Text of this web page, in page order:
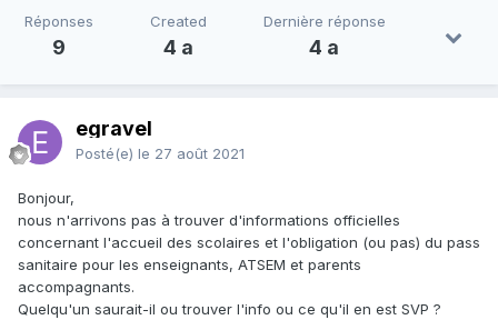
Réponses
9
Created
4 a
Dernière réponse
4 a
egravel
Posté(e) le 27 août 2021
Bonjour,
nous n'arrivons pas à trouver d'informations officielles
concernant l'accueil des scolaires et l'obligation (ou pas) du pass
sanitaire pour les enseignants, ATSEM et parents
accompagnants.
Quelqu'un saurait-il ou trouver l'info ou ce qu'il en est SVP ?